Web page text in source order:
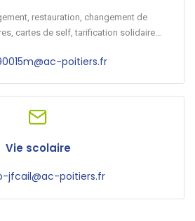
restauration, changement de
cartes de self, tarification solidaire…
poitiers.fr
Vie scolaire
jfcail@ac-poitiers.fr